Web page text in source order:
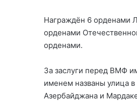
Награждён 6 орденами
орденами
орденами.
За заслуги перед ВМФ
именем названы улица
Азербайджана и